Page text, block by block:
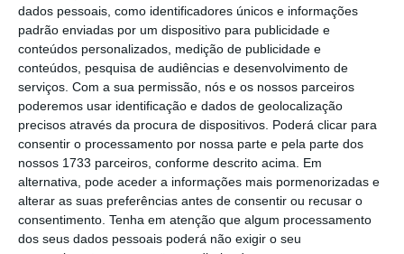
dados pessoais, como identificadores únicos e informações
padrão enviadas por um dispositivo para publicidade e
conteúdos personalizados, medição de publicidade e
conteúdos, pesquisa de audiências e desenvolvimento de
serviços. Com a sua permissão, nós e os nossos parceiros
poderemos usar identificação e dados de geolocalização
precisos através da procura de dispositivos. Poderá clicar para
consentir o processamento por nossa parte e pela parte dos
nossos 1733 parceiros, conforme descrito acima. Em
alternativa, pode aceder a informações mais pormenorizadas e
alterar as suas preferências antes de consentir ou recusar o
consentimento. Tenha em atenção que algum processamento
dos seus dados pessoais poderá não exigir o seu
Ler Mais
Em Portugal, os condicionalismos à
exportação de vacinas contra a Covid-19, e
substâncias ativas, é também justificado pela
subdiretora-geral da área de gestão
aduaneira, Ana Paula Raposo, com a
constatação de “uma situação de escassez
temporária” de vacinas e porser